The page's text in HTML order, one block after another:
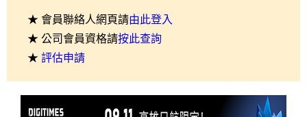
★ 會員聯絡人網頁請由此登入
★ 公司會員資格請按此查詢
★ 評估申請